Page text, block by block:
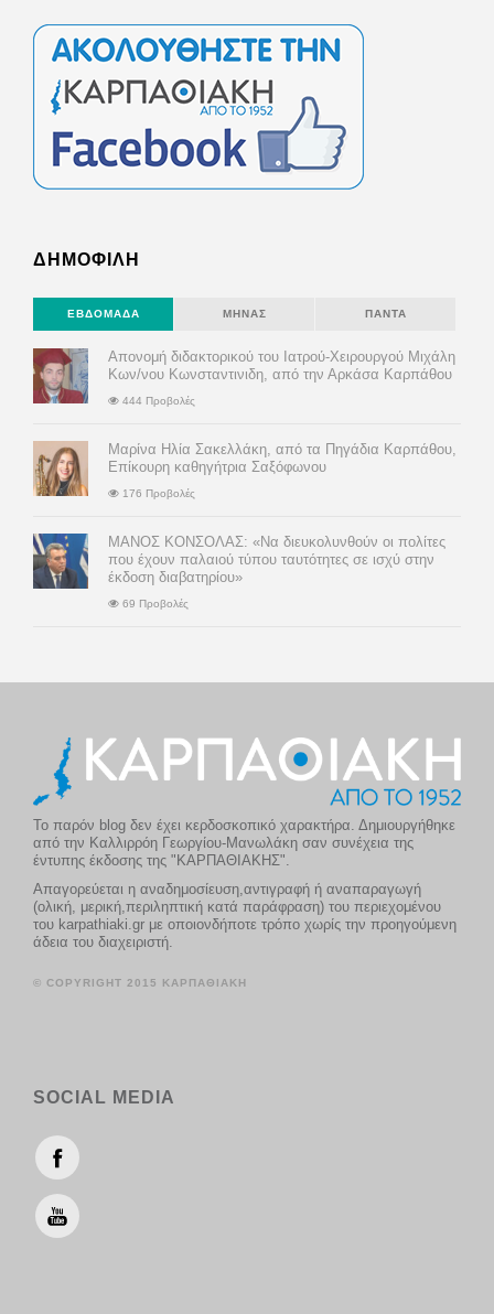
ΔΗΜΟΦΙΛΗ
ΕΒΔΟΜΆΔΑ ΜΉΝΑΣ ΠΆΝΤΑ
Απονομή διδακτορικού του Ιατρού-Χειρουργού Μιχάλη
Κων/νου Κωνσταντινιδη, από την Αρκάσα Καρπάθου
444 Προβολές
Μαρίνα Ηλία Σακελλάκη, από τα Πηγάδια Καρπάθου,
Επίκουρη καθηγήτρια Σαξόφωνου
176 Προβολές
ΜΑΝΟΣ ΚΟΝΣΟΛΑΣ: «Να διευκολυνθούν οι πολίτες
που έχουν παλαιού τύπου ταυτότητες σε ισχύ στην
έκδοση διαβατηρίου»
69 Προβολές
Το παρόν blog δεν έχει κερδοσκοπικό χαρακτήρα. Δημιουργήθηκε
από την Καλλιρρόη Γεωργίου-Μανωλάκη σαν συνέχεια της
έντυπης έκδοσης της "ΚΑΡΠΑΘΙΑΚΗΣ".
Απαγορεύεται η αναδημοσίευση,αντιγραφή ή αναπαραγωγή
(ολική, μερική,περιληπτική κατά παράφραση) του περιεχομένου
του karpathiaki.gr με οποιονδήποτε τρόπο χωρίς την προηγούμενη
άδεια του διαχειριστή.
© COPYRIGHT 2015 ΚΑΡΠΑΘΙΑΚΗ
SOCIAL MEDIA